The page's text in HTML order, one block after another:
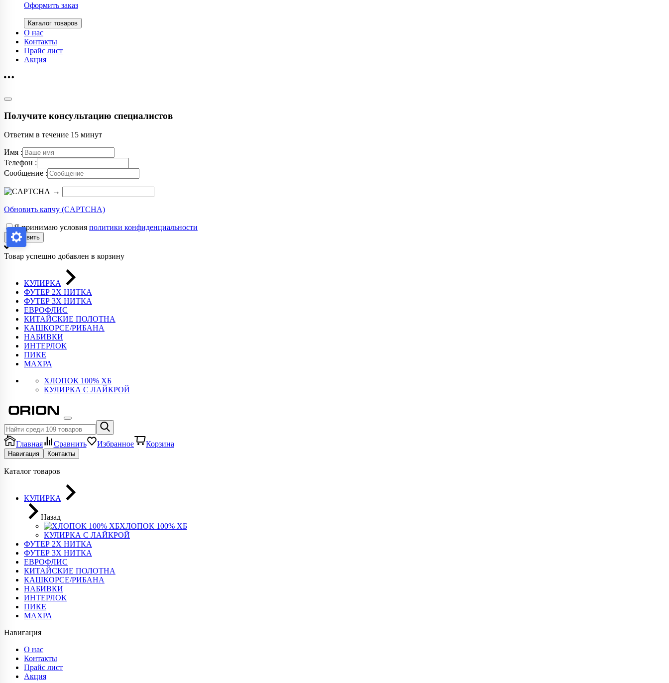
Оформить заказ
Каталог товаров
О нас
Контакты
Прайс лист
Акция
Получите консультацию специалистов
Ответим в течение 15 минут
Имя :
Телефон :
Сообщение :
→
Обновить капчу (CAPTCHA)
Я принимаю условия политики конфиденциальности
Отправить
Товар успешно добавлен в корзину
КУЛИРКА
ФУТЕР 2Х НИТКА
ФУТЕР 3Х НИТКА
ЕВРОФЛИС
КИТАЙСКИЕ ПОЛОТНА
КАШКОРСЕ/РИБАНА
НАБИВКИ
ИНТЕРЛОК
ПИКЕ
МАХРА
ХЛОПОК 100% ХБ
КУЛИРКА С ЛАЙКРОЙ
Главная Сравнить Избранное Корзина
Навигация Контакты
Каталог товаров
КУЛИРКА
Назад
ХЛОПОК 100% ХБ
КУЛИРКА С ЛАЙКРОЙ
ФУТЕР 2Х НИТКА
ФУТЕР 3Х НИТКА
ЕВРОФЛИС
КИТАЙСКИЕ ПОЛОТНА
КАШКОРСЕ/РИБАНА
НАБИВКИ
ИНТЕРЛОК
ПИКЕ
МАХРА
Навигация
О нас
Контакты
Прайс лист
Акция